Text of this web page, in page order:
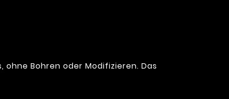
Bohren oder Modifizieren. Das